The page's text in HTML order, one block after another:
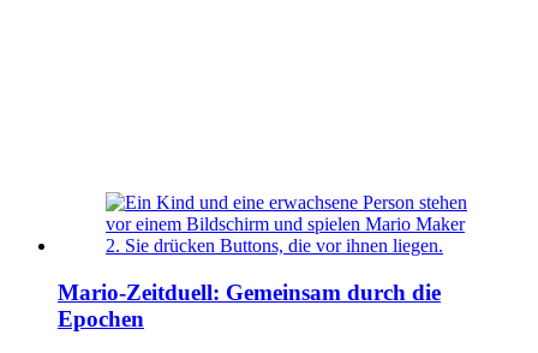
Mario-Zeitduell: Gemeinsam durch die
Epochen